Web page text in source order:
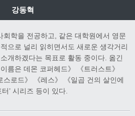
강동혁
회학을 전공하고, 같은 대학원에서 영문
으로 널리 읽히면서도 새로운 생각거리
개하겠다는 목표로 활동 중이다. 옮긴
름은 데몬 코퍼헤드》 《트러스트》
스로드》 《레스》 《일곱 건의 살인에
’ 시리즈 등이 있다.